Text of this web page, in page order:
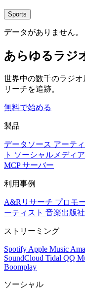
Sports
データがありません。
あらゆるラジ
世界中の数千のラジ
リーチを追跡。
無料で始める
製品
データソース アーテ
ト ソーシャルメディア
MCP サーバー
利用事例
A&Rリサーチ プロモ
ーティスト 音楽出版社
ストリーミング
Spotify Apple Music
SoundCloud Tidal QQ
Boomplay
ソーシャル